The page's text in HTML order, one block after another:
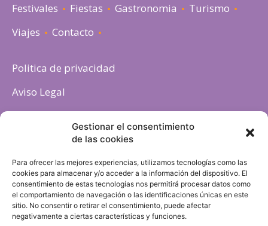
Gestionar el consentimiento
de las cookies
Para ofrecer las mejores experiencias, utilizamos tecnologías como las
cookies para almacenar y/o acceder a la información del dispositivo. El
consentimiento de estas tecnologías nos permitirá procesar datos como
el comportamiento de navegación o las identificaciones únicas en este
sitio. No consentir o retirar el consentimiento, puede afectar
negativamente a ciertas características y funciones.
Festivales
Fiestas Gastronomia
Turismo
Viajes
Contacto
Politica de privacidad
Aviso Legal
Política de cookies